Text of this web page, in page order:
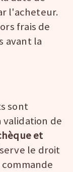
l'acheteur.
frais de
avant la
sont
validation de
et
le droit